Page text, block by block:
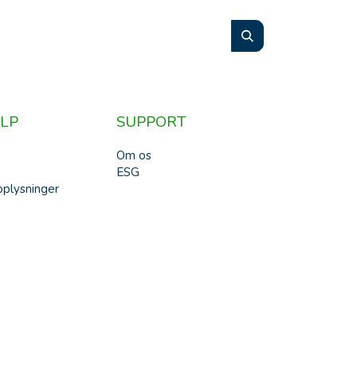
SUPPORT
Om os
ESG